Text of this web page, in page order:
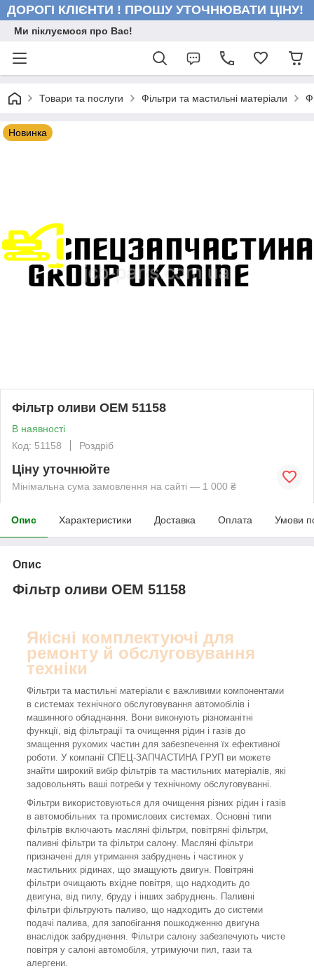
ДОРОГІ КЛІЄНТИ ! ПРОШУ УТОЧНЮВАТИ ЦІНУ!
Ми піклуємося про Вас!
Товари та послуги Фільтри та мастильні матеріали
Новинка
Фільтр оливи OEM 51158
В наявності
Код: 51158
Роздріб
Ціну уточнюйте
Мінімальна сума замовлення на сайті — 1 000 ₴
Опис Характеристики Доставка Оплата Умови
Опис
Фільтр оливи OEM 51158
Якісні комплектуючі для
ремонту й обслуговування
техніки
Фільтри та мастильні матеріали є важливими компонентами
в системах технічного обслуговування автомобілів і
машинного обладнання. Вони виконують різноманітні
функції, від фільтрації та очищення рідин і газів до
змащення рухомих частин для забезпечення їх ефективної
роботи. У компанії СПЕЦ-ЗАПЧАСТИНА ГРУП ви можете
знайти широкий вибір фільтрів та мастильних матеріалів, які
задовольнять ваші потреби у технічному обслуговуванні.
Фільтри використовуються для очищення різних рідин і газів
в автомобільних та промислових системах. Основні типи
фільтрів включають масляні фільтри, повітряні фільтри,
паливні фільтри та фільтри салону. Масляні фільтри
призначені для утримання забруднень і частинок у
мастильних рідинах, що змащують двигун. Повітряні
фільтри очищають вхідне повітря, що надходить до
двигуна, від пилу, бруду і інших забруднень. Паливні
фільтри фільтрують паливо, що надходить до системи
подачі палива, для запобігання пошкодженню двигуна
внаслідок забруднення. Фільтри салону забезпечують чисте
повітря у салоні автомобіля, утримуючи пил, гази та
алергени.